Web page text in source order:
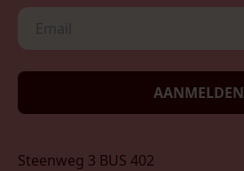
AANMELDEN
Steenweg 3 BUS 402